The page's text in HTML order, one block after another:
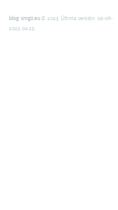
blog xmgz.eu© 2023. Última versión: 06-09-
2023 04:25.